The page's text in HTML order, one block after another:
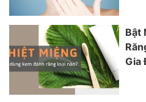
Bật
Gia